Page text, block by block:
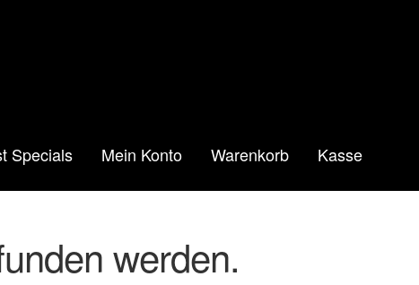
Specials Mein Konto Warenkorb Kasse
werden.